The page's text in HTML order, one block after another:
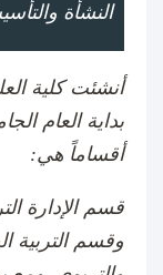
النشأة
أنشئت كلية
بداية العام
أقساماً هي:
قسم الإدارة
وقسم التربية